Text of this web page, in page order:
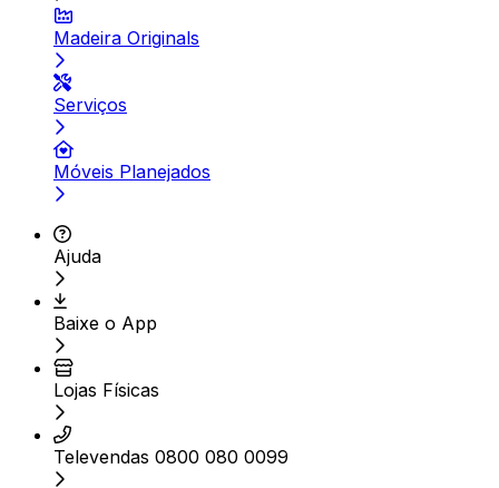
Madeira Originals
Serviços
Móveis Planejados
Ajuda
Baixe o App
Lojas Físicas
Televendas 0800 080 0099